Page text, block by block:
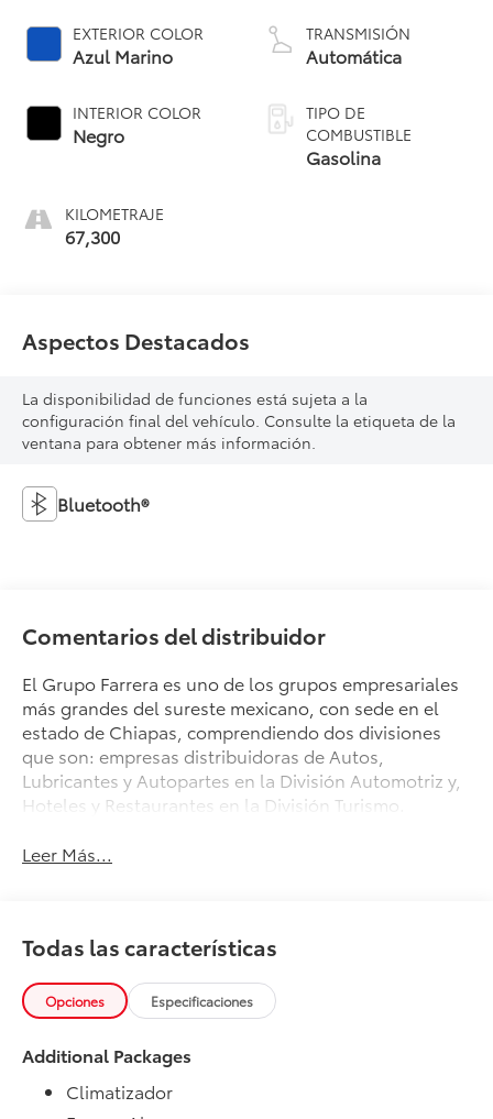
EXTERIOR COLOR
Azul Marino
INTERIOR COLOR
Negro
KILOMETRAJE
67,300
TRANSMISIÓN
Automática
TIPO DE
COMBUSTIBLE
Gasolina
Aspectos Destacados
La disponibilidad de funciones está sujeta a la
configuración final del vehículo. Consulte la etiqueta de la
ventana para obtener más información.
Bluetooth®
Comentarios del distribuidor
El Grupo Farrera es uno de los grupos empresariales
más grandes del sureste mexicano, con sede en el
estado de Chiapas, comprendiendo dos divisiones
que son: empresas distribuidoras de Autos,
Lubricantes y Autopartes en la División Automotriz y,
Hoteles y Restaurantes en la División Turismo.
Leer Más...
Todas las características
Opciones Especificaciones
Additional Packages
Climatizador